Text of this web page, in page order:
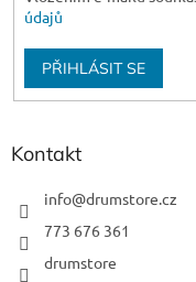
údajů
PŘIHLÁSIT SE
Kontakt
info@drumstore.cz
773 676 361
drumstore